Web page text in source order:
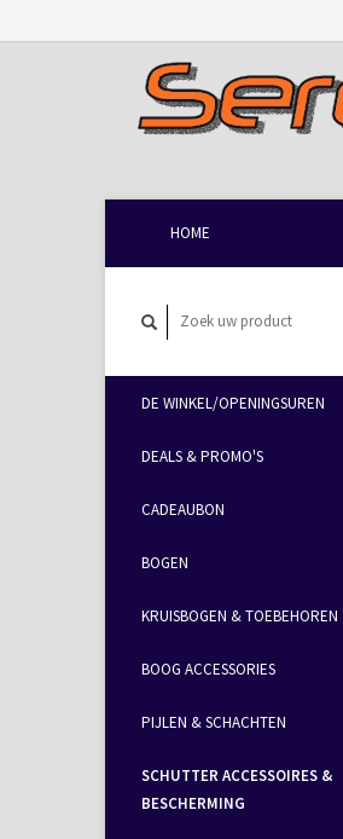
HOME
DE WINKEL/OPENINGSUREN
DEALS & PROMO'S
CADEAUBON
BOGEN
KRUISBOGEN & TOEBEHOREN
BOOG ACCESSORIES
PIJLEN & SCHACHTEN
SCHUTTER ACCESSOIRES &
BESCHERMING